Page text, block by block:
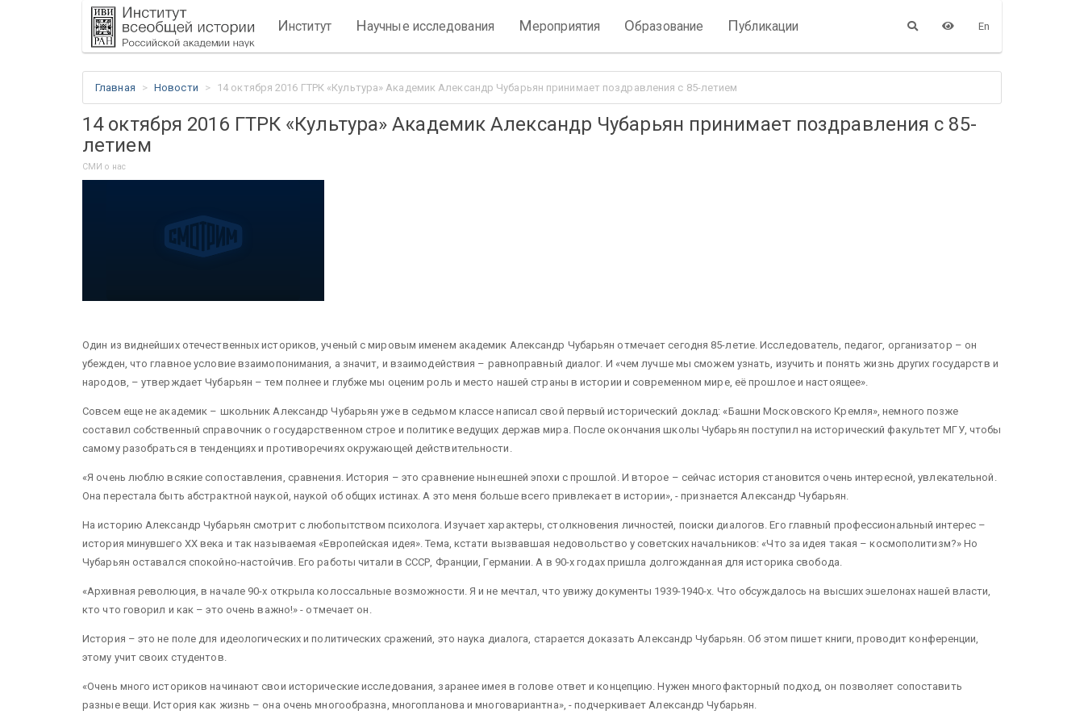
Институт Научные исследования Мероприятия Образование Публикации En
Главная Новости 14 октября 2016 ГТРК «Культура» Академик Александр Чубарьян принимает поздравления с 85-летием
14 октября 2016 ГТРК «Культура» Академик Александр Чубарьян принимает поздравления с 85-
летием
СМИ о нас
Один из виднейших отечественных историков, ученый с мировым именем академик Александр Чубарьян отмечает сегодня 85-летие. Исследователь, педагог, организатор – он
убежден, что главное условие взаимопонимания, а значит, и взаимодействия – равноправный диалог. И «чем лучше мы сможем узнать, изучить и понять жизнь других государств и
народов, – утверждает Чубарьян – тем полнее и глубже мы оценим роль и место нашей страны в истории и современном мире, её прошлое и настоящее».
Совсем еще не академик – школьник Александр Чубарьян уже в седьмом классе написал свой первый исторический доклад: «Башни Московского Кремля», немного позже
составил собственный справочник о государственном строе и политике ведущих держав мира. После окончания школы Чубарьян поступил на исторический факультет МГУ, чтобы
самому разобраться в тенденциях и противоречиях окружающей действительности.
«Я очень люблю всякие сопоставления, сравнения. История – это сравнение нынешней эпохи с прошлой. И второе – сейчас история становится очень интересной, увлекательной.
Она перестала быть абстрактной наукой, наукой об общих истинах. А это меня больше всего привлекает в истории», - признается Александр Чубарьян.
На историю Александр Чубарьян смотрит с любопытством психолога. Изучает характеры, столкновения личностей, поиски диалогов. Его главный профессиональный интерес –
история минувшего ХХ века и так называемая «Европейская идея». Тема, кстати вызвавшая недовольство у советских начальников: «Что за идея такая – космополитизм?» Но
Чубарьян оставался спокойно-настойчив. Его работы читали в СССР, Франции, Германии. А в 90-х годах пришла долгожданная для историка свобода.
«Архивная революция, в начале 90-х открыла колоссальные возможности. Я и не мечтал, что увижу документы 1939-1940-х. Что обсуждалось на высших эшелонах нашей власти,
кто что говорил и как – это очень важно!» - отмечает он.
История – это не поле для идеологических и политических сражений, это наука диалога, старается доказать Александр Чубарьян. Об этом пишет книги, проводит конференции,
этому учит своих студентов.
«Очень много историков начинают свои исторические исследования, заранее имея в голове ответ и концепцию. Нужен многофакторный подход, он позволяет сопоставить
разные вещи. История как жизнь – она очень многообразна, многопланова и многовариантна», - подчеркивает Александр Чубарьян.